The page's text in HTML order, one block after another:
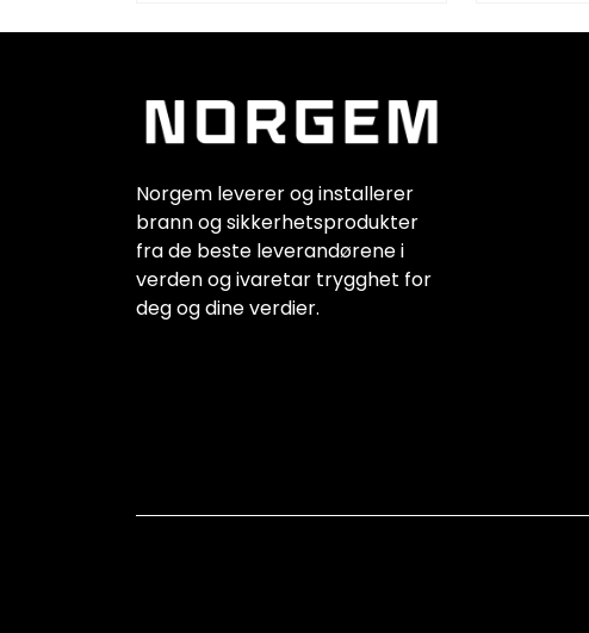
Norgem leverer og installerer
brann og sikkerhetsprodukter
fra de beste leverandørene i
verden og ivaretar trygghet for
deg og dine verdier.